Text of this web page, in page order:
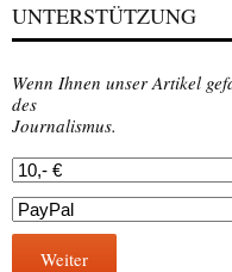
UNTERSTÜTZUNG
Wenn Ihnen unser Artikel
des
Journalismus.
Weiter